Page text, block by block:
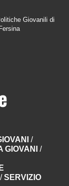
Giovanili di
/
GIOVANI /
/SERVIZIO